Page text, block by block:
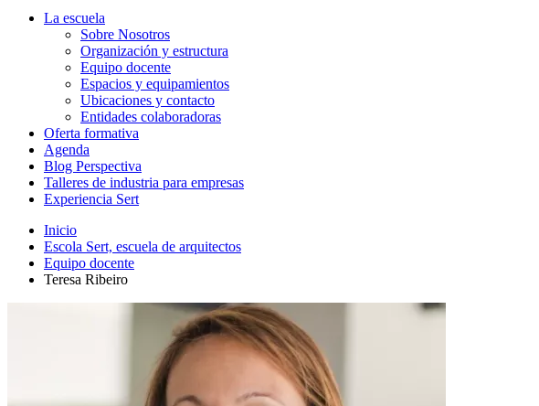
La escuela
Sobre Nosotros
Organización y estructura
Equipo docente
Espacios y equipamientos
Ubicaciones y contacto
Entidades colaboradoras
Oferta formativa
Agenda
Blog Perspectiva
Talleres de industria para empresas
Experiencia Sert
Inicio
Escola Sert, escuela de arquitectos
Equipo docente
Teresa Ribeiro